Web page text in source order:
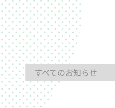
すべてのお知らせ